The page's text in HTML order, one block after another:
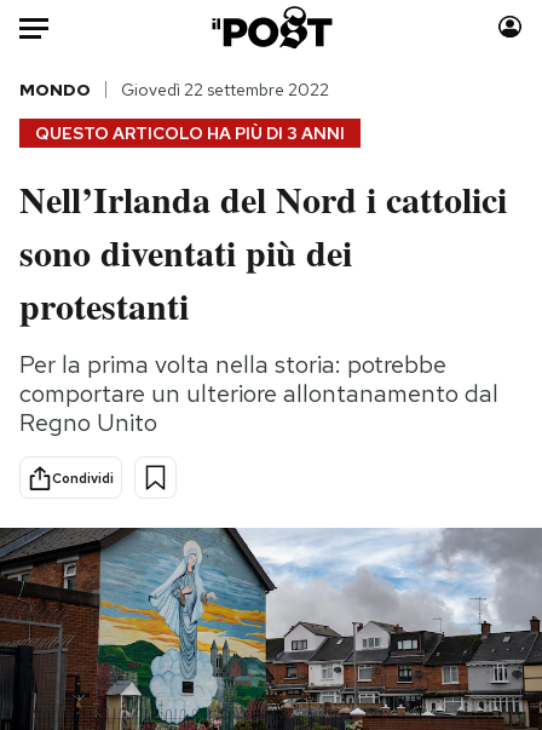
Auto
HOME
Italia
Politica
Tecnologia
Scienza
Cultura
Sport
Moda
Consumismi
Media
PODCAST
NEWSLETTER
QUESTO ARTICOLO HA PIÙ DI 3 ANNI
MONDO Giovedì 22 settembre 2022
Nell’Irlanda del Nord i cattolici
sono diventati più dei
protestanti
Per la prima volta nella storia: potrebbe
comportare un ulteriore allontanamento dal
Regno Unito
Condividi